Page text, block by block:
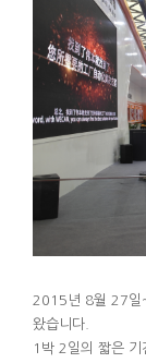
2015년 8월 27일
왔습니다.
1박 2일의 짧은 기